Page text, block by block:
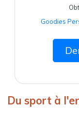
Goodies
Du sport à